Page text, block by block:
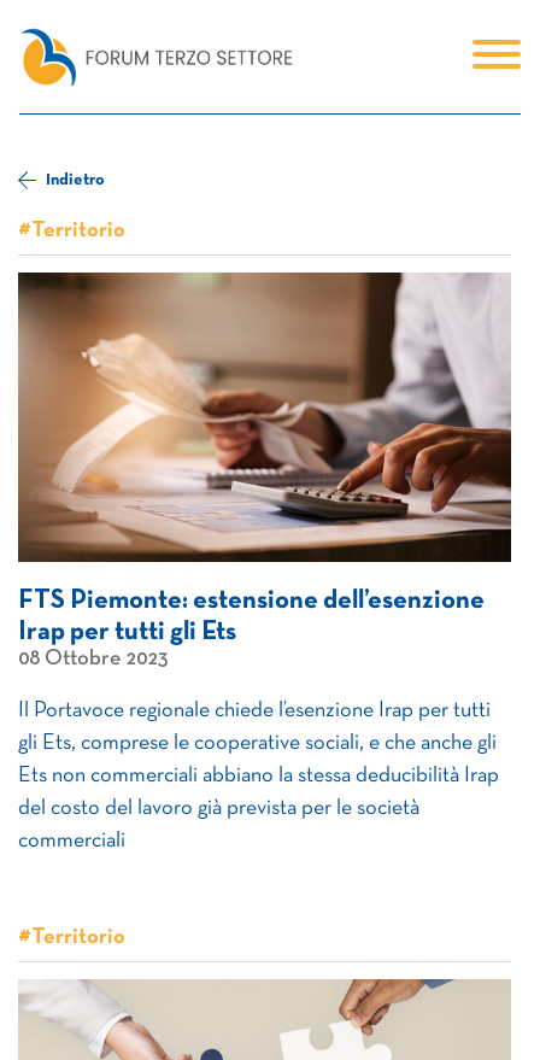
Indietro
#Territorio
FTS Piemonte: estensione dell’esenzione
Irap per tutti gli Ets
08 Ottobre 2023
Il Portavoce regionale chiede l’esenzione Irap per tutti
gli Ets, comprese le cooperative sociali, e che anche gli
Ets non commerciali abbiano la stessa deducibilità Irap
del costo del lavoro già prevista per le società
commerciali
#Territorio